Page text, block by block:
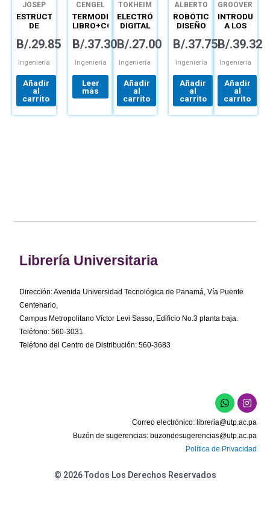
JOSEP
GÓMEZPEPA
GÓMEZ
ESTRUCTURAS
DE
ARMADO
Y
DE
SECCIONES
MÉTODOS
SEGÚN
EHE-08
B/.29.85
Ingeniería
Añadir
al
carrito
CENGEL
TERMODINÁMICA:
LIBRO+CONNECT
B/.37.30
Ingeniería
Leer
más
TOKHEIM
ELECTRÓNICA
DIGITAL
Y
B/.27.00
Ingeniería
Añadir
al
carrito
ALBERTO
ROCHA
DÍAZ
ROBÓTICA
DISEÑO
APLICACIÓN
B/.37.75
Ingeniería
Añadir
al
carrito
GROOVER
A LOS
DE
B/.39.32
Ingeniería
Añadir
al
carrito
Librería Universitaria
Dirección: Avenida Universidad Tecnológica de Panamá, Vía Puente
Centenario,
Campus Metropolitano Víctor Levi Sasso, Edificio No.3 planta baja.
Teléfono: 560-3031
Teléfono del Centro de Distribución: 560-3683
W
h
a
t
s
a
p
I
n
s
t
a
g
r
Correo electrónico: libreria@utp.ac.pa
Buzón de sugerencias: buzondesugerencias@utp.ac.pa
Política de Privacidad
© 2026 Todos Los Derechos Reservados